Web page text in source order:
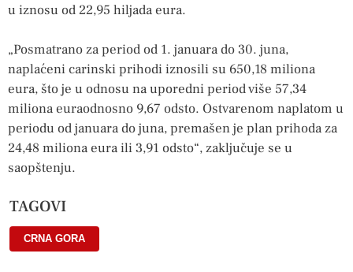
u iznosu od 22,95 hiljada eura.
„Posmatrano za period od 1. januara do 30. juna,
naplaćeni carinski prihodi iznosili su 650,18 miliona
eura, što je u odnosu na uporedni period više 57,34
miliona euraodnosno 9,67 odsto. Ostvarenom naplatom u
periodu od januara do juna, premašen je plan prihoda za
24,48 miliona eura ili 3,91 odsto“, zaključuje se u
saopštenju.
TAGOVI
CRNA GORA